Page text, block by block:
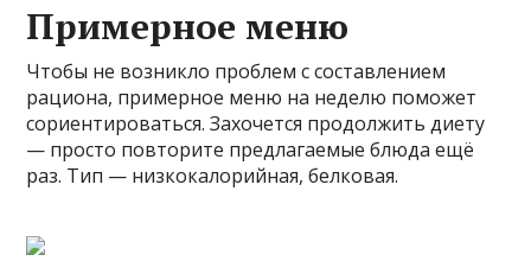
Примерное меню
Чтобы не возникло проблем с составлением
рациона, примерное меню на неделю поможет
сориентироваться. Захочется продолжить диету
— просто повторите предлагаемые блюда ещё
раз. Тип — низкокалорийная, белковая.